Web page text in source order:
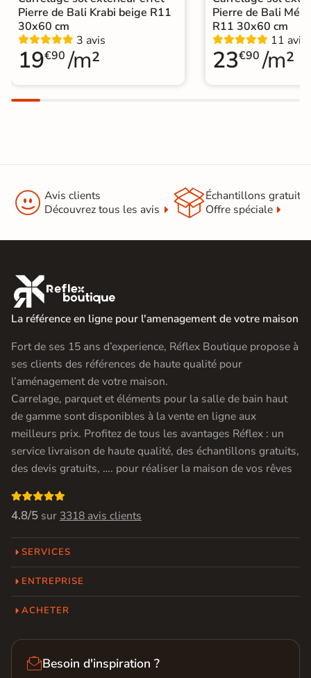
Pierre de Bali Krabi beige R11
30x60 cm
3 avis
19€90 /m²
Pierre de Bali
R11 30x60 cm
11 avis
23€90 /m²
 Avis clients
Découvrez tous les avis
Échantillons gratuit
Offre spéciale

La référence en ligne pour l'amenagement de votre maison
Fort de ses 15 ans d’experience, Réflex Boutique propose à
ses clients des références de haute qualité pour
l’aménagement de votre maison.
Carrelage, parquet et éléments pour la salle de bain haut
de gamme sont disponibles à la vente en ligne aux
meilleurs prix. Profitez de tous les avantages Réflex : un
service livraison de haute qualité, des échantillons gratuits,
des devis gratuits, …. pour réaliser la maison de vos rêves

4.8/5 sur 3318 avis clients
SERVICES
ENTREPRISE
ACHETER
Besoin d'inspiration ?